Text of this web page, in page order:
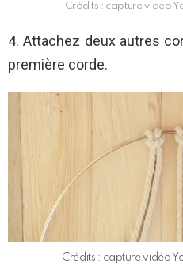
Crédits : capture vidéo
4. Attachez deux autres
première corde.
Crédits : capture vidéo